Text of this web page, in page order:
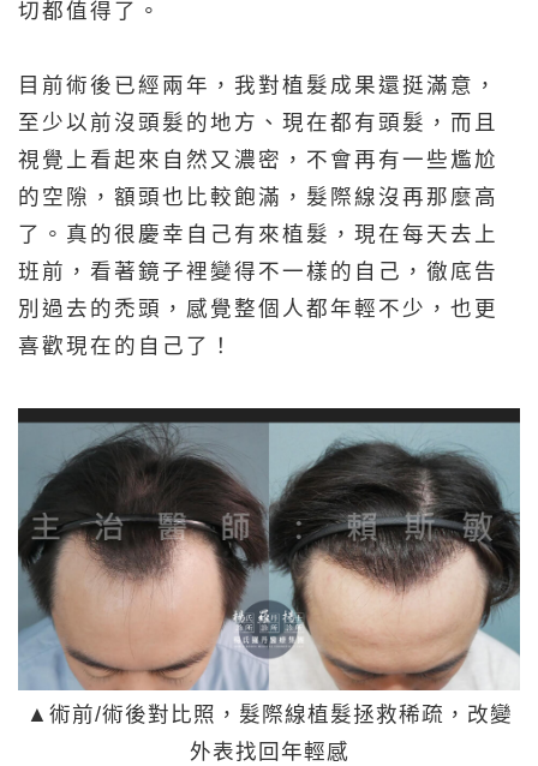
切都值得了。
目前術後已經兩年，我對植髮成果還挺滿意，
至少以前沒頭髮的地方、現在都有頭髮，而且
視覺上看起來自然又濃密，不會再有一些尷尬
的空隙，額頭也比較飽滿，髮際線沒再那麼高
了。真的很慶幸自己有來植髮，現在每天去上
班前，看著鏡子裡變得不一樣的自己，徹底告
別過去的禿頭，感覺整個人都年輕不少，也更
喜歡現在的自己了！
▲術前/術後對比照，髮際線植髮拯救稀疏，改變
外表找回年輕感